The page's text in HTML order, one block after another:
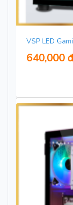
VSP LED
640,000 đ